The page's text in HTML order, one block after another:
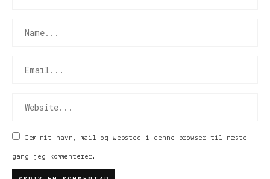
Gem mit navn, mail og websted i denne browser til næste
gang jeg kommenterer.